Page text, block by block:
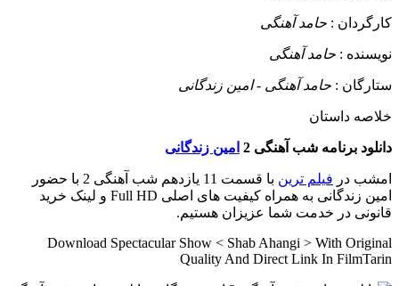
کارگردان : حامد آهنگی
نويسنده : حامد آهنگی
ستارگان : حامد آهنگی - امین زندگانی
خلاصه داستان
دانلود برنامه شب آهنگی 2 امین زندگانی
امشب در فیلم ترین
با قسمت 11 یازدهم شب آهنگی 2 با حضور
امین زندگانی به همراه کیفیت های اصلی Full HD و لینک خرید
قانونی در خدمت شما عزیزان هستیم.
Download Spectacular Show < Shab Ahangi > With Original
Quality And Direct Link In FilmTarin